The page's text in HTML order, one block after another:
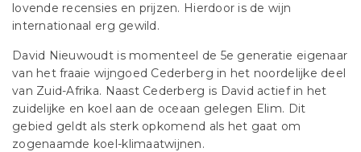
lovende recensies en prijzen. Hierdoor is de wijn
internationaal erg gewild.
David Nieuwoudt is momenteel de 5e generatie eigenaar
van het fraaie wijngoed Cederberg in het noordelijke deel
van Zuid-Afrika. Naast Cederberg is David actief in het
zuidelijke en koel aan de oceaan gelegen Elim. Dit
gebied geldt als sterk opkomend als het gaat om
zogenaamde koel-klimaatwijnen.